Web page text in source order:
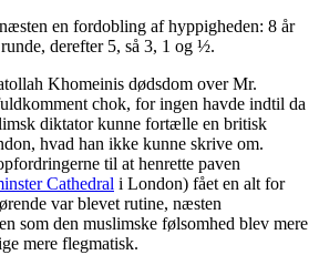
en fordobling af hyppigheden: 8 år
derefter 5, så 3, 1 og ½.
Khomeinis dødsdom over Mr.
chok, for ingen havde indtil da
diktator kunne fortælle en britisk
hvad han ikke kunne skrive om.
til at henrette paven
Cathedral i London) fået en alt for
var blevet rutine, næsten
som den muslimske følsomhed blev mere
mere flegmatisk.